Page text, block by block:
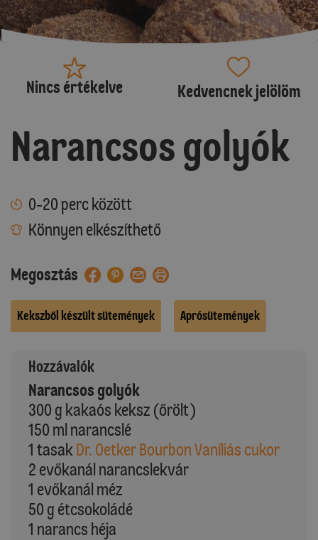
Nincs értékelve Kedvencnek jelölöm
Narancsos golyók
0-20 perc között
Könnyen elkészíthető
Megosztás
Kekszből készült sütemények Aprósütemények
Hozzávalók
Narancsos golyók
300 g kakaós keksz (őrölt)
150 ml narancslé
1 tasak Dr. Oetker Bourbon Vaníliás cukor
2 evőkanál narancslekvár
1 evőkanál méz
50 g étcsokoládé
1 narancs héja